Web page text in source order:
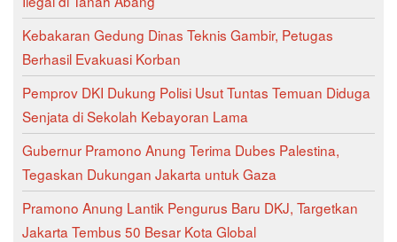
Kebakaran Gedung Dinas Teknis Gambir, Petugas
Berhasil Evakuasi Korban
Pemprov DKI Dukung Polisi Usut Tuntas Temuan Diduga
Senjata di Sekolah Kebayoran Lama
Gubernur Pramono Anung Terima Dubes Palestina,
Tegaskan Dukungan Jakarta untuk Gaza
Pramono Anung Lantik Pengurus Baru DKJ, Targetkan
Jakarta Tembus 50 Besar Kota Global